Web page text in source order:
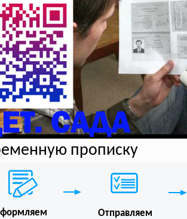
прописку
Отправляем